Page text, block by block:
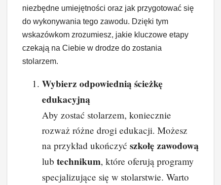
niezbędne umiejętności oraz jak przygotować się
do wykonywania tego zawodu. Dzięki tym
wskazówkom zrozumiesz, jakie kluczowe etapy
czekają na Ciebie w drodze do zostania
stolarzem.
Wybierz odpowiednią ścieżkę
edukacyjną
Aby zostać stolarzem, koniecznie
rozważ różne drogi edukacji. Możesz
na przykład ukończyć szkołę zawodową
lub technikum, które oferują programy
specjalizujące się w stolarstwie. Warto